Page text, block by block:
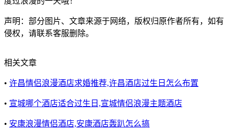
声明：部分图片、文章来源于网络，版权归原作者所有，如有
侵权，请联系客服删除。
相关文章
• 许昌情侣浪漫酒店求婚推荐,许昌酒店过生日怎么布置
• 宣城哪个酒店适合过生日,宣城情侣浪漫主题酒店
• 安康浪漫情侣酒店,安康酒店轰趴怎么搞